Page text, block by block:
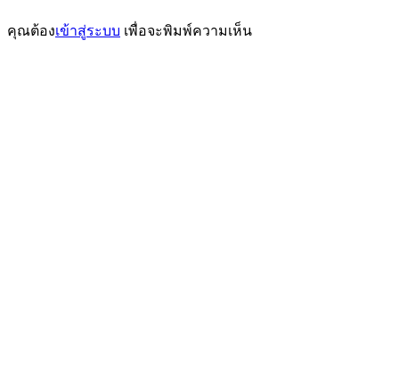
คุณต้องเข้าสู่ระบบ เพื่อจะพิมพ์ความเห็น